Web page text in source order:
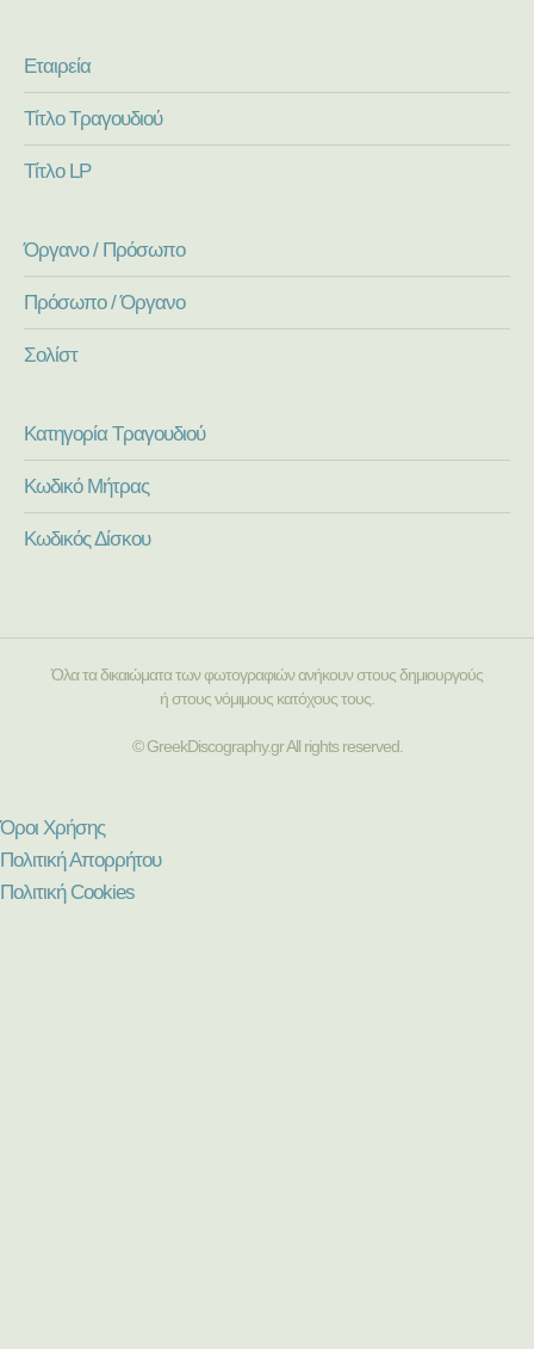
Εταιρεία
Τίτλο Τραγουδιού
Τίτλο LP
Όργανο / Πρόσωπο
Πρόσωπο / Όργανο
Σολίστ
Κατηγορία Τραγουδιού
Κωδικό Μήτρας
Κωδικός Δίσκου
Όλα τα δικαιώματα των φωτογραφιών ανήκουν στους δημιουργούς
ή στους νόμιμους κατόχους τους.
© GreekDiscography.gr All rights reserved.
Όροι Χρήσης
Πολιτική Απορρήτου
Πολιτική Cookies